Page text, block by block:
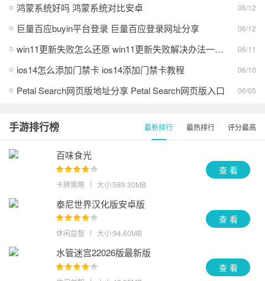
鸿蒙系统好吗 鸿蒙系统对比安卓 06/12
巨量百应buyin平台登录 巨量百应登录网址分享 06/12
win11更新失败怎么还原 win11更新失败解决办法一览2026 06/11
ios14怎么添加门禁卡 ios14添加门禁卡教程 06/10
Petal Search网页版地址分享 Petal Search网页版入口 06/05
手游排行榜 最新排行 最热排行 评分最高
百味食光
卡牌策略 大小:589.30MB
查 看
泰尼世界汉化版安卓版
休闲益智 大小:94.60MB
查 看
水管迷宫22026版最新版
查 看